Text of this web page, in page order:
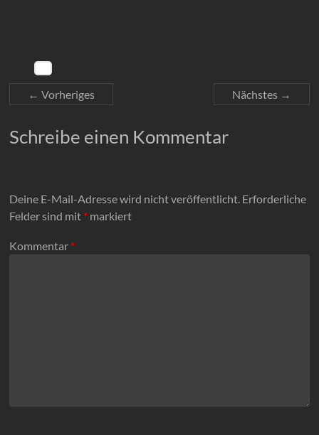
← Vorheriges Nächstes →
Schreibe einen Kommentar
Deine E-Mail-Adresse wird nicht veröffentlicht. Erforderliche
Felder sind mit * markiert
Kommentar *